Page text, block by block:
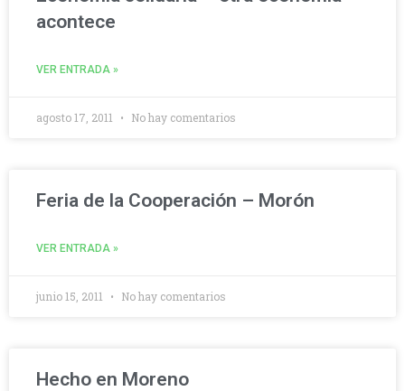
acontece
VER ENTRADA »
agosto 17, 2011 No hay comentarios
Feria de la Cooperación – Morón
VER ENTRADA »
junio 15, 2011 No hay comentarios
Hecho en Moreno